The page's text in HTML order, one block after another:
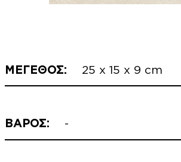
ΜΕΓΕΘΟΣ: 25 x 15 x 9 cm
ΒΑΡΟΣ: -